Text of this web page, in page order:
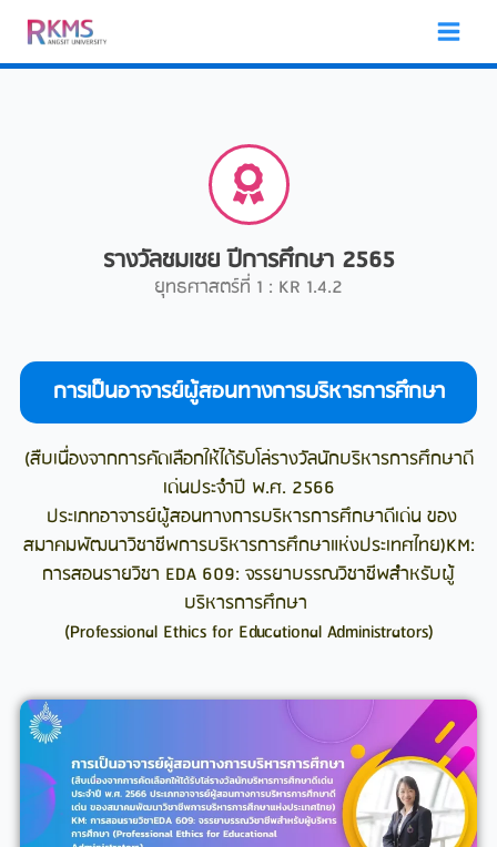
content
รางวัลชมเชย ปีการศึกษา 2565
ยุทธศาสตร์ที่ 1 : KR 1.4.2
การเป็นอาจารย์ผู้สอนทางการบริหารการศึกษา
(สืบเนื่องจากการคัดเลือกให้ได้รับโล่รางวัลนักบริหารการศึกษาดี
เด่นประจำปี พ.ศ. 2566
ประเภทอาจารย์ผู้สอนทางการบริหารการศึกษาดีเด่น ของ
สมาคมพัฒนาวิชาชีพการบริหารการศึกษาแห่งประเทศไทย)KM:
การสอนรายวิชา EDA 609: จรรยาบรรณวิชาชีพสำหรับผู้
บริหารการศึกษา
(Professional Ethics for Educational Administrators)